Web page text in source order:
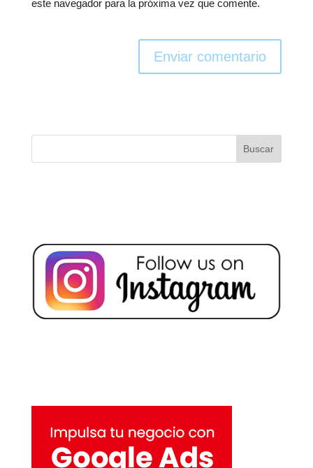
este navegador para la próxima vez que comente.
Enviar comentario